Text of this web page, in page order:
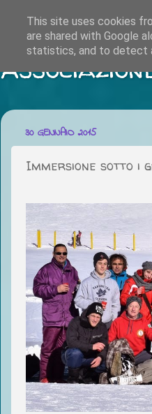
30 GENNAIO 2015
Immersione sotto i
This site uses cookies
are shared with Google
statistics, and to detect